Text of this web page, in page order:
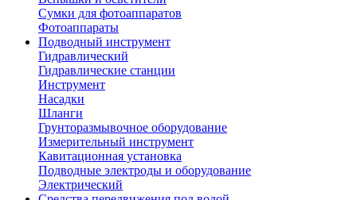
Сумки для фотоаппаратов
Фотоаппараты
Подводный инструмент
Гидравлический
Гидравлические станции
Инструмент
Насадки
Шланги
Грунторазмывочное оборудование
Измерительный инструмент
Кавитационная установка
Подводные электроды и оборудование
Электрический